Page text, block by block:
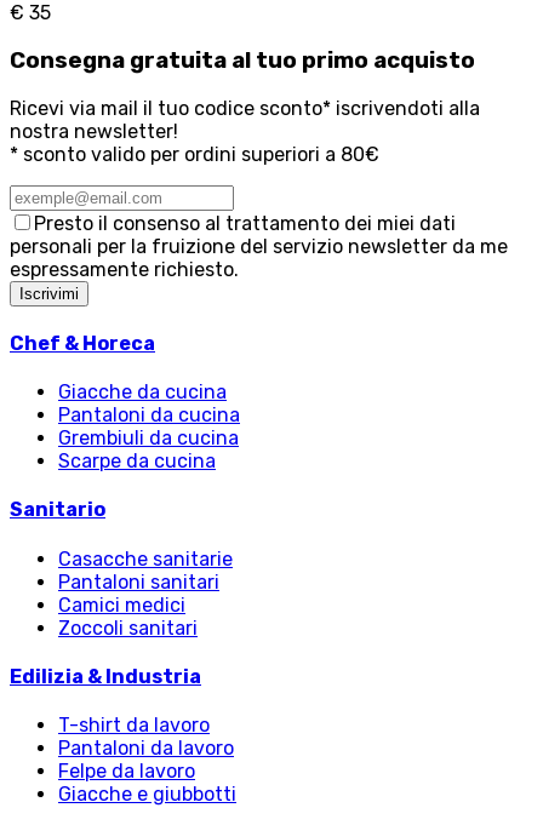
€ 35
Consegna gratuita al tuo primo acquisto
Ricevi via mail il tuo codice sconto* iscrivendoti alla
nostra newsletter!
* sconto valido per ordini superiori a 80€
Presto il consenso al trattamento dei miei dati
personali per la fruizione del servizio newsletter da me
espressamente richiesto.
Iscrivimi
Chef & Horeca
Giacche da cucina
Pantaloni da cucina
Grembiuli da cucina
Scarpe da cucina
Sanitario
Casacche sanitarie
Pantaloni sanitari
Camici medici
Zoccoli sanitari
Edilizia & Industria
T-shirt da lavoro
Pantaloni da lavoro
Felpe da lavoro
Giacche e giubbotti